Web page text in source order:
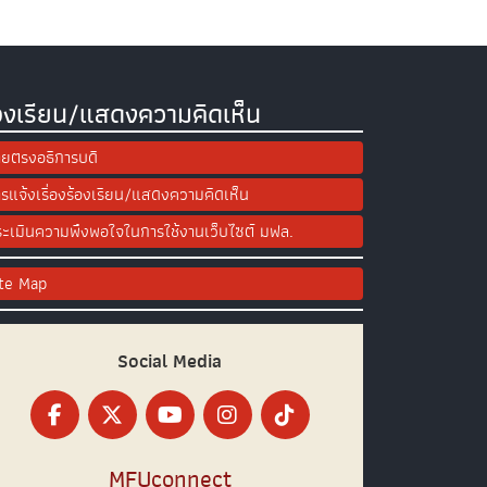
เรียน/แสดงความคิดเห็น
ตรงอธิการบดี
แจ้งเรื่องร้องเรียน/แสดงความคิดเห็น
เมินความพึงพอใจในการใช้งานเว็บไซต์ มฟล.
Map
Social Media
MFUconnect